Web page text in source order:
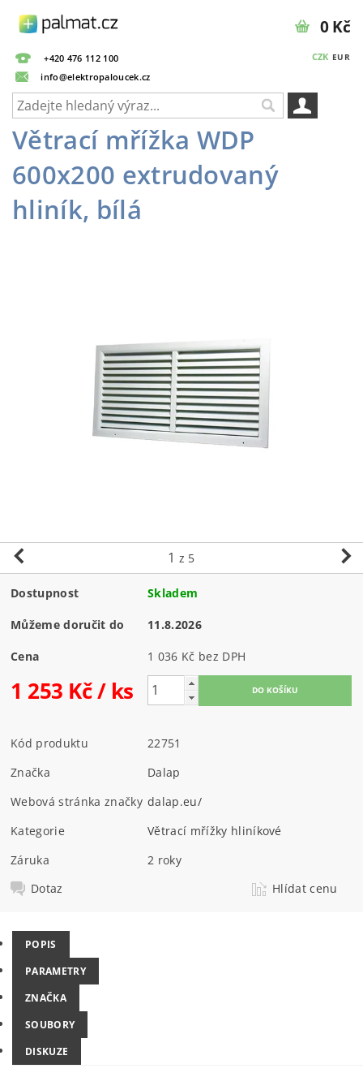
+420 476 112 100
info@elektropaloucek.cz
CZK EUR
0 Kč
Větrací mřížka WDP
600x200 extrudovaný
hliník, bílá
1 z 5
Dostupnost Skladem
Můžeme doručit do 11.8.2026
Cena 1 036 Kč bez DPH
1 253 Kč/ ks
Kód produktu
22751
Značka
Dalap
Webová stránka značky dalap.eu/
Kategorie
Větrací mřížky hliníkové
Záruka
2 roky
Dotaz
Hlídat cenu
POPIS
PARAMETRY
ZNAČKA
SOUBORY
DISKUZE